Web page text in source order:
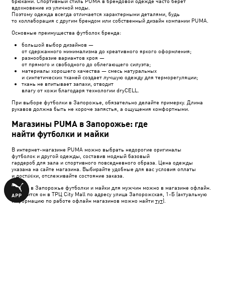
вдохновение из уличной моды.
Поэтому одежда всегда отличается характерными деталями, будь
то коллаборация с другим брендом или собственный дизайн компании PUMA.
Основные преимущества футболок бренда:
большой выбор дизайнов —
от сдержанного минимализма до креативного яркого оформления;
разнообразие вариантов кроя —
от прямого и свободного до облегающего силуэта;
материалы хорошего качества — смесь натуральных
и синтетических тканей создает лучшую одежду для терморегуляции;
ткань не впитывает запахи, отводит
влагу от кожи благодаря технологии dryCELL.
При выборе футболки в Запорожье, обязательно делайте примерку. Длина
рукавов должна быть не короче запястья, а ощущения комфортными.
Магазины PUMA в Запорожье: где
найти футболки и майки
В интернет-магазине PUMA можно выбрать недорогие оригиналы
футболок и другой одежды, составив модный базовый
гардероб для зала и спортивного повседневного образа. Цена одежды
указана на сайте магазина. Выбирайте удобные для вас условия оплаты
и доставки, отслеживайте состояние заказа.
Купить в Запорожье футболки и майки для мужчин можно в магазине офлайн.
Находится он в ТРЦ City Mall по адресу улица Запорожская, 1-Б (актуальную
информацию по работе офлайн магазинов можно найти тут).